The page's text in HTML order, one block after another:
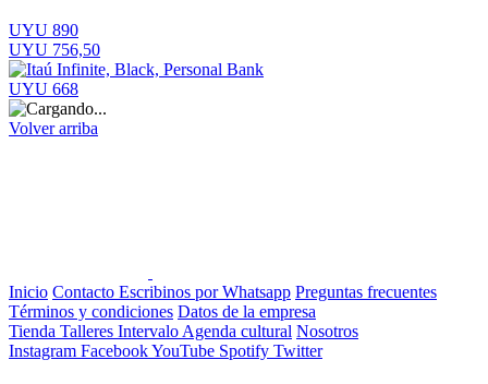
UYU 890
UYU 756,50
UYU 668
Volver arriba
Inicio Contacto Escribinos por Whatsapp Preguntas frecuentes
Términos y condiciones Datos de la empresa
Tienda Talleres Intervalo Agenda cultural Nosotros
Instagram FacebookYouTube Spotify Twitter